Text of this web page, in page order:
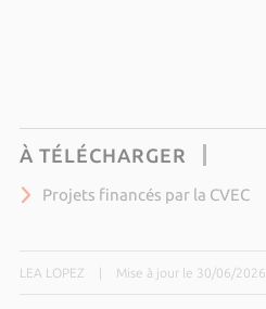
À TÉLÉCHARGER
Projets financés par la CVEC
LEA LOPEZ Mise à jour le 30/06/2026